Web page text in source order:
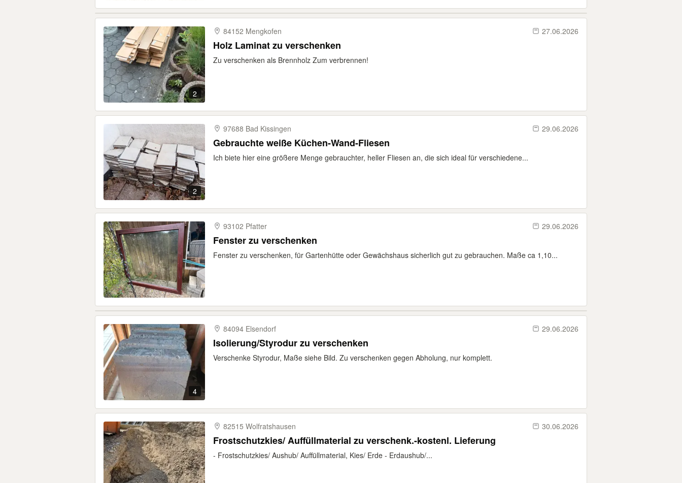
2
84152 Mengkofen 27.06.2026
Holz Laminat zu verschenken
Zu verschenken als Brennholz Zum verbrennen!
2
97688 Bad Kissingen 29.06.2026
Gebrauchte weiße Küchen-Wand-Fliesen
Ich biete hier eine größere Menge gebrauchter, heller Fliesen an, die sich ideal für verschiedene...
93102 Pfatter 29.06.2026
Fenster zu verschenken
Fenster zu verschenken, für Gartenhütte oder Gewächshaus sicherlich gut zu gebrauchen. Maße ca 1,10...
4
84094 Elsendorf 29.06.2026
Isolierung/Styrodur zu verschenken
Verschenke Styrodur, Maße siehe Bild. Zu verschenken gegen Abholung, nur komplett.
82515 Wolfratshausen 30.06.2026
Frostschutzkies/ Auffüllmaterial zu verschenk.-kostenl. Lieferung
- Frostschutzkies/ Aushub/ Auffüllmaterial, Kies/ Erde - Erdaushub/...